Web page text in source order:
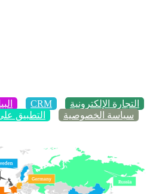
CRM
التجارة الإلكترونية
سياسة الخصوصية
التطبيق